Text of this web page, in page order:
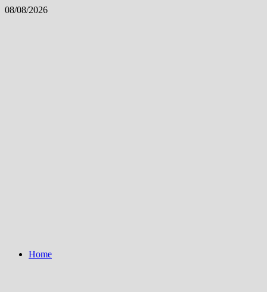
Skip
08/08/2026
Home